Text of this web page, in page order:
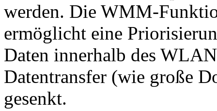
werden. Die WMM-
ermöglicht eine
Daten innerhalb des
Datentransfer (wie große
gesenkt.